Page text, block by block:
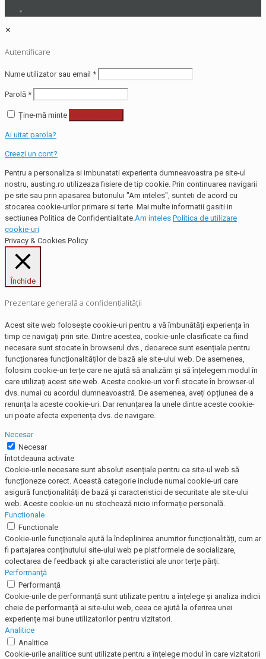
✕
Autentificare
Nume utilizator sau email *
Parolă *
Ține-mă minte
Ai uitat parola?
Creezi un cont?
Pentru a personaliza si imbunatati experienta dumneavoastra pe site-ul
nostru, austing.ro utilizeaza fisiere de tip cookie. Prin continuarea navigarii
pe site sau prin apasarea butonului "Am inteles", sunteti de acord cu
stocarea cookie-urilor primare si terte. Mai multe informatii gasiti in
sectiunea Politica de Confidentialitate. Am inteles Politica de utilizare
cookie-uri
Privacy & Cookies Policy
Închide
Prezentare generală a confidențialității
Acest site web folosește cookie-uri pentru a vă îmbunătăți experiența în
timp ce navigați prin site. Dintre acestea, cookie-urile clasificate ca fiind
necesare sunt stocate în browserul dvs., deoarece sunt esențiale pentru
funcționarea funcționalităților de bază ale site-ului web. De asemenea,
folosim cookie-uri terțe care ne ajută să analizăm și să înțelegem modul în
care utilizați acest site web. Aceste cookie-uri vor fi stocate în browser-ul
dvs. numai cu acordul dumneavoastră. De asemenea, aveți opțiunea de a
renunța la aceste cookie-uri. Dar renunțarea la unele dintre aceste cookie-
uri poate afecta experiența dvs. de navigare.
Necesar
Necesar
Întotdeauna activate
Cookie-urile necesare sunt absolut esențiale pentru ca site-ul web să
funcționeze corect. Această categorie include numai cookie-uri care
asigură funcționalități de bază și caracteristici de securitate ale site-ului
web. Aceste cookie-uri nu stochează nicio informație personală.
Functionale
Functionale
Cookie-urile funcționale ajută la îndeplinirea anumitor funcționalități, cum ar
fi partajarea conținutului site-ului web pe platformele de socializare,
colectarea de feedback și alte caracteristici ale unor terțe părți.
Performanţă
Performanţă
Cookie-urile de performanță sunt utilizate pentru a înțelege și analiza indicii
cheie de performanță ai site-ului web, ceea ce ajută la oferirea unei
experiențe mai bune utilizatorilor pentru vizitatori.
Analitice
Analitice
Cookie-urile analitice sunt utilizate pentru a înțelege modul în care vizitatorii